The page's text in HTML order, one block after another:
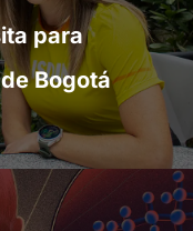
para
Bogotá